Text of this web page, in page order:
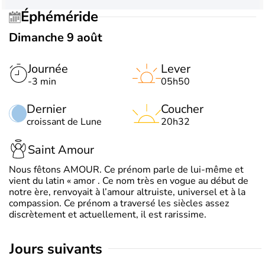
Éphéméride
Dimanche 9 août
Journée
-3 min
Dernier
croissant de Lune
Lever
05h50
Coucher
20h32
Saint Amour
Nous fêtons AMOUR. Ce prénom parle de lui-même et
vient du latin « amor . Ce nom très en vogue au début de
notre ère, renvoyait à l’amour altruiste, universel et à la
compassion. Ce prénom a traversé les siècles assez
discrètement et actuellement, il est rarissime.
jours suivants